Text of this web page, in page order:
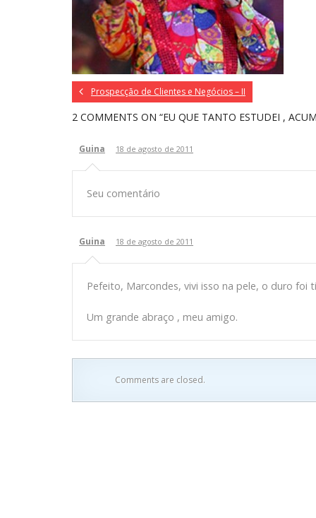
Prospecção de Clientes e Negócios – II
2 COMMENTS ON “EU QUE TANTO ESTUDEI ,
Guina 18 de agosto de 2011
Seu comentário
Guina 18 de agosto de 2011
Pefeito, Marcondes, vivi isso na pele, o duro foi
Um grande abraço , meu amigo.
Comments are closed.